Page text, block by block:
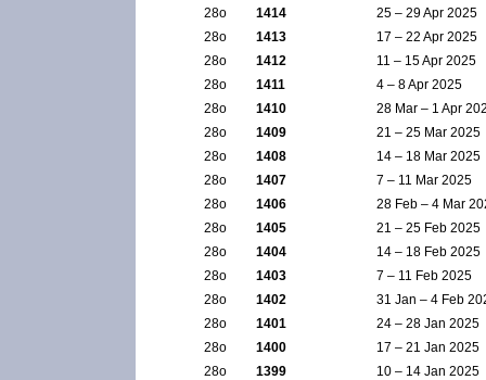
28ο
1414
25 – 29 Apr 2025
28ο
1413
17 – 22 Apr 2025
28ο
1412
11 – 15 Apr 2025
28ο
1411
4 – 8 Apr 2025
28ο
1410
28 Mar – 1 Apr
28ο
1409
21 – 25 Mar 2025
28ο
1408
14 – 18 Mar 2025
28ο
1407
7 – 11 Mar 2025
28ο
1406
28 Feb – 4 Mar
28ο
1405
21 – 25 Feb 2025
28ο
1404
14 – 18 Feb 2025
28ο
1403
7 – 11 Feb 2025
28ο
1402
31 Jan – 4 Feb
28ο
1401
24 – 28 Jan 2025
28ο
1400
17 – 21 Jan 2025
28ο
1399
10 – 14 Jan 2025